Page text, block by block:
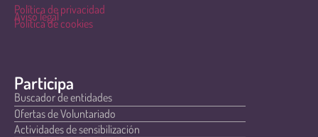
Política de privacidad
Aviso legal
Política de cookies
Participa
Buscador de entidades
Ofertas de Voluntariado
Actividades de sensibilización